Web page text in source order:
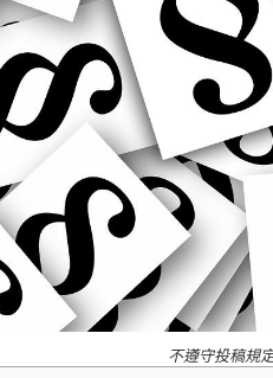
不遵守投稿規